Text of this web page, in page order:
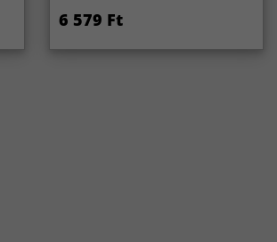
6 579 Ft